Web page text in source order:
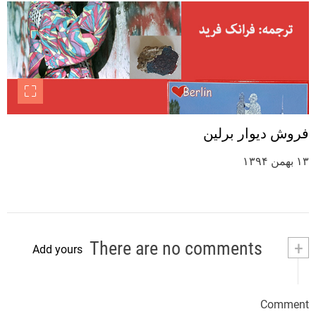
فروش دیوار برلین
۱۳ بهمن ۱۳۹۴
+
Add yours
Comment